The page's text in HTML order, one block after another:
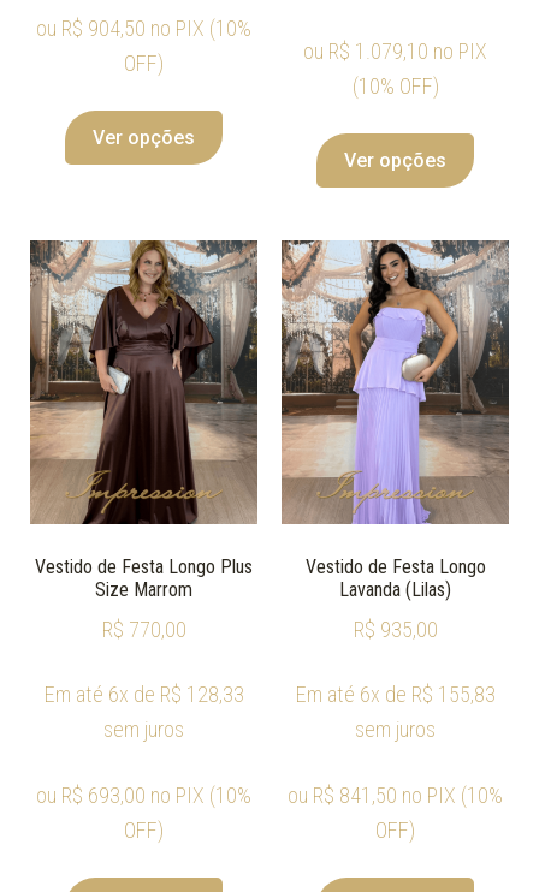
ou R$ 904,50 no PIX (10%
OFF)
Ver opções
ou R$ 1.079,10 no PIX
(10% OFF)
Ver opções
Vestido de Festa Longo Plus
Size Marrom
R$ 770,00
Em até 6x de R$ 128,33
sem juros
ou R$ 693,00 no PIX (10%
OFF)
Vestido de Festa Longo
Lavanda (Lilas)
R$ 935,00
Em até 6x de R$ 155,83
sem juros
ou R$ 841,50 no PIX (10%
OFF)